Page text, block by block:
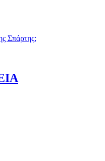
Σπάρτης;